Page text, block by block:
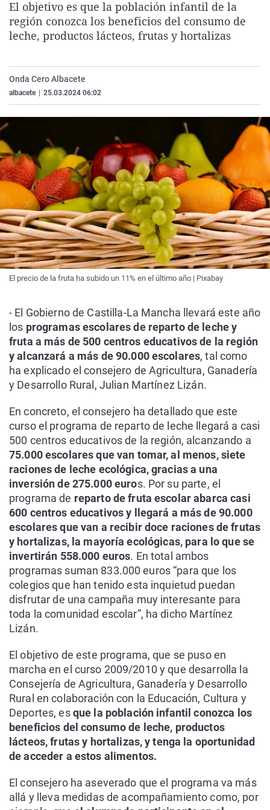
La rosa de los vientos
Gente viajera
Caso
Retornados
Extremadura
Galicia
Virales
Televisión
El objetivo es que la población infantil de la
región conozca los beneficios del consumo de
leche, productos lácteos, frutas y hortalizas
Onda Cero Albacete
albacete 25.03.2024 06:02
El precio de la fruta ha subido un 11% en el último año | Pixabay
- El Gobierno de Castilla-La Mancha llevará este año
los programas escolares de reparto de leche y
fruta a más de 500 centros educativos de la región
y alcanzará a más de 90.000 escolares, tal como
ha explicado el consejero de Agricultura, Ganadería
y Desarrollo Rural, Julian Martínez Lizán.
En concreto, el consejero ha detallado que este
curso el programa de reparto de leche llegará a casi
500 centros educativos de la región, alcanzando a
75.000 escolares que van tomar, al menos, siete
raciones de leche ecológica, gracias a una
inversión de 275.000 euros. Por su parte, el
programa de reparto de fruta escolar abarca casi
600 centros educativos y llegará a más de 90.000
escolares que van a recibir doce raciones de frutas
y hortalizas, la mayoría ecológicas, para lo que se
invertirán 558.000 euros. En total ambos
programas suman 833.000 euros “para que los
colegios que han tenido esta inquietud puedan
disfrutar de una campaña muy interesante para
toda la comunidad escolar”, ha dicho Martínez
Lizán.
El objetivo de este programa, que se puso en
marcha en el curso 2009/2010 y que desarrolla la
Consejería de Agricultura, Ganadería y Desarrollo
Rural en colaboración con la Educación, Cultura y
Deportes, esque la población infantil conozca los
beneficios del consumo de leche, productos
lácteos, frutas y hortalizas, y tenga la oportunidad
de acceder a estos alimentos.
El consejero ha aseverado que el programa va más
allá y lleva medidas de acompañamiento como, por